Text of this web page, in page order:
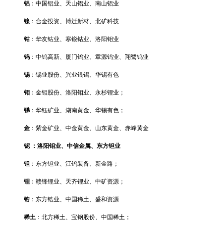
铝 ：中国铝业、天山铝业、南山铝业
镍 ：合金投资、博迁新材、北矿科技
钴：华友钴业、 寒锐钴业、 洛阳钼业
钨 ：中钨高新、厦门钨业、章源钨业、翔鹭钨业
锡 ：锡业股份、兴业银锡、华锡有色
钼 ：金钼股份、洛阳钼业、永杉锂业；
锑 ：华钰矿业、湖南黄金、华锡有色；
金 ：紫金矿业、中金黄金、山东黄金、赤峰黄金
铌 ： 洛阳钼业、中信金属、 东方钽业
钽 ：东方钽业、江钨装备、新金路；
锂 ： 赣锋锂业、 天齐锂业、中矿资源；
锆：东方锆业、中国稀土、盛和资源
稀土 ：北方稀土、宝钢股份、中国稀土；